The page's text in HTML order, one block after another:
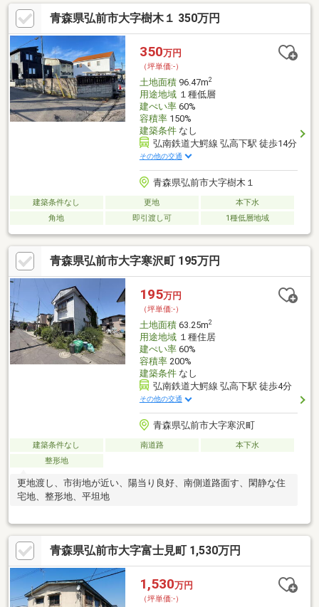
青森県弘前市大字樹木１ 350万円
350万円
（坪単価:-）
土地面積96.47m2
用途地域１種低層
建ぺい率60%
容積率150%
建築条件なし
弘南鉄道大鰐線 弘高下駅 徒歩14分
その他の交通
青森県弘前市大字樹木１
建築条件なし 更地
本下水
角地
即引渡し可 1種低層地域
青森県弘前市大字寒沢町 195万円
195万円
（坪単価:-）
土地面積63.25m2
用途地域１種住居
建ぺい率60%
容積率200%
建築条件なし
弘南鉄道大鰐線 弘高下駅 徒歩4分
その他の交通
青森県弘前市大字寒沢町
建築条件なし 南道路
本下水
整形地
更地渡し、市街地が近い、陽当り良好、南側道路面す、閑静な住
宅地、整形地、平坦地
青森県弘前市大字富士見町 1,530万円
1,530万円
（坪単価:-）